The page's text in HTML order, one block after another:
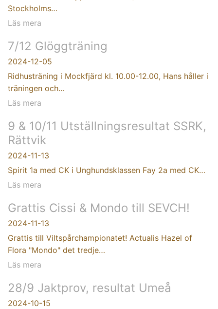
Stockholms…
Läs mera
7/12 Glöggträning
2024-12-05
Ridhusträning i Mockfjärd kl. 10.00-12.00, Hans håller i
träningen och…
Läs mera
9 & 10/11 Utställningsresultat SSRK,
Rättvik
2024-11-13
Spirit 1a med CK i Unghundsklassen Fay 2a med CK…
Läs mera
Grattis Cissi & Mondo till SEVCH!
2024-11-13
Grattis till Viltspårchampionatet! Actualis Hazel of
Flora "Mondo" det tredje…
Läs mera
28/9 Jaktprov, resultat Umeå
2024-10-15